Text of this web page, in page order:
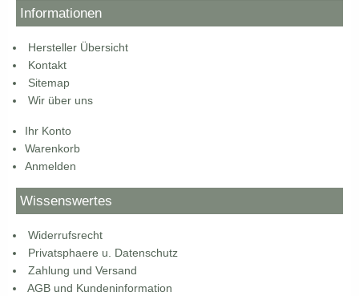
Informationen
Hersteller Übersicht
Kontakt
Sitemap
Wir über uns
Ihr Konto
Warenkorb
Anmelden
Wissenswertes
Widerrufsrecht
Privatsphaere u. Datenschutz
Zahlung und Versand
AGB und Kundeninformation